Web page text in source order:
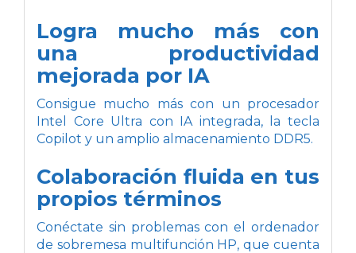
Logra mucho más con
una productividad
mejorada por IA
Consigue mucho más con un procesador
Intel Core Ultra con IA integrada, la tecla
Copilot y un amplio almacenamiento DDR5.
Colaboración fluida en tus
propios términos
Conéctate sin problemas con el ordenador
de sobremesa multifunción HP, que cuenta